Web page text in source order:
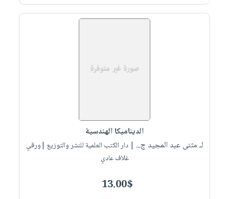
الديناميكا الهندسية
لـ مثنى عبد المجيد ج... | دار الكتب العلمية للنشر والتوزيع |ورقي
غلاف عادي
13.00$